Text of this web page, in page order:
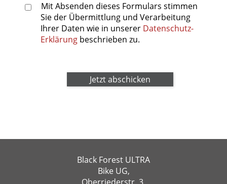
Mit Absenden dieses Formulars stimmen
Sie der Übermittlung und Verarbeitung
Ihrer Daten wie in unserer Datenschutz-
Erklärung beschrieben zu.
Black Forest ULTRA
Bike UG,